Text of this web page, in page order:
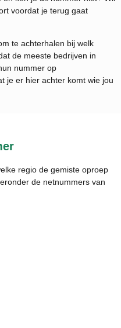
voordat je terug gaat
te achterhalen bij welk
de meeste bedrijven in
nummer op
je er hier achter komt wie jou
regio de gemiste oproep
de netnummers van